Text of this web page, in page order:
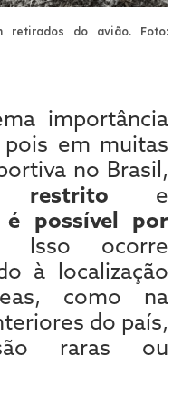
retirados do avião. Foto:
importância
em muitas
no Brasil,
restrito e
é possível por
Isso ocorre
à localização
como na
do país,
raras ou